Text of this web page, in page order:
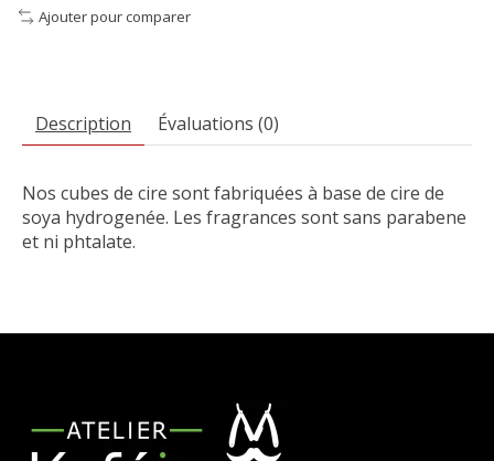
Ajouter pour comparer
Description Évaluations (0)
Nos cubes de cire sont fabriquées à base de cire de
soya hydrogenée. Les fragrances sont sans parabene
et ni phtalate.